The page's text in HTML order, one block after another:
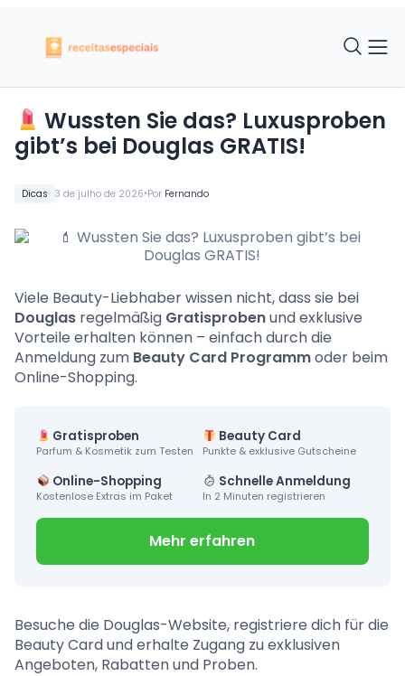
Dicas 3 de julho de 2026•Por Fernando
Wussten Sie das? Luxusproben
gibt’s bei Douglas GRATIS!
Viele Beauty-Liebhaber wissen nicht, dass sie bei
Douglas regelmäßig Gratisprobenund exklusive
Vorteile erhalten können – einfach durch die
Anmeldung zum Beauty Card Programmoder beim
Online-Shopping.
Gratisproben
Parfum & Kosmetik zum Testen
Beauty Card
Punkte & exklusive Gutscheine
Online-Shopping
Kostenlose Extras im Paket
Schnelle Anmeldung
In 2 Minuten registrieren
Mehr erfahren
Besuche die Douglas-Website, registriere dich für die
Beauty Card und erhalte Zugang zu exklusiven
Angeboten, Rabatten und Proben.